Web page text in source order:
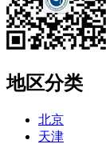
地区分类
北京
天津